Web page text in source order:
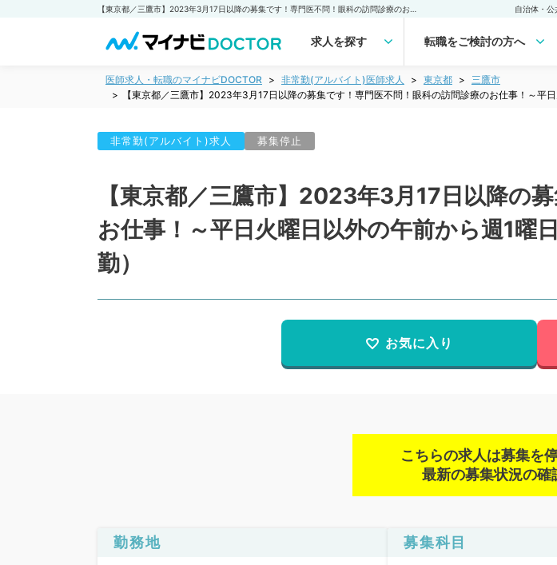
自治体・
求人を探す 転職をご検討の方へ
医師求人・転職のマイナビDOCTOR 非常勤(アルバイト)医師求人 東京都
三鷹市
【東京都／三鷹市】2023年3月17日以降の募集です！専門医不問！眼科の訪問診療のお仕事！～
非常勤(アルバイト)求人 募集停止
【東京都／三鷹市】2023年3月17日以降の
お仕事！～平日火曜日以外の午前から週1
勤）
お気に入り
こちらの求人は募集を
最新の募集状況の確
勤務地 募集科目